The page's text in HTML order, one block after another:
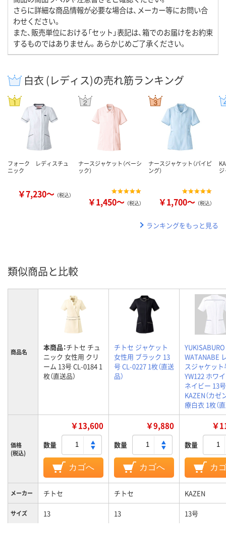
さらに詳細な商品情報が必要な場合は、メーカー等にお問い合
わせください。
また、販売単位における「セット」表記は、箱でのお届けをお約束
するものではありません。あらかじめご了承ください。
白衣 (レディス)の売れ筋ランキング
フォーク レディスチュ
ニック
￥7,230～ （税込）
ナースジャケット（ベーシ
ック）
￥1,450～ （税込）
ナースジャケット（パイピ
ング）
￥1,700～ （税込）
ランキングをもっと見る
類似商品と比較
商品名 本商品：チトセ チュ
ニック 女性用 クリ
ーム 13号 CL-0184 1
枚（直送品）
チトセ ジャケット
女性用 ブラック 13
号 CL-0227 1枚（直送
品）
YUKISABURO
WATANABE
スジャケット
YW122 ホワ
ネイビー 13号
KAZEN（カゼ
療白衣 1枚（
価格
(税込)
￥13,600
数量
カゴへ
￥9,880
数量
カゴへ
￥
数量
カ
メーカー チトセ チトセ KAZEN
サイズ 13 13 13号